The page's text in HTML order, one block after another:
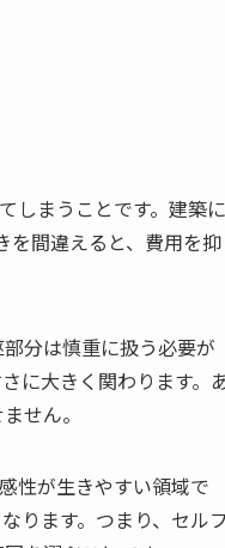
しまうことです。建築に
を間違えると、費用を抑
分は慎重に扱う必要が
に大きく関わります。
せん。
性が生きやすい領域で
ります。つまり、セル